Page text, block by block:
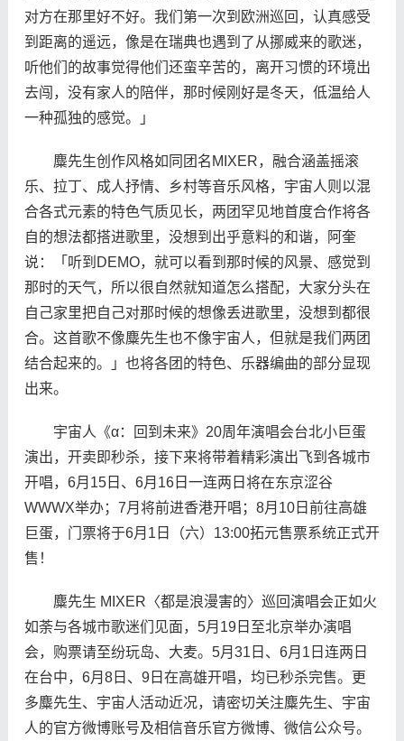
对方在那里好不好。我们第一次到欧洲巡回，认真感受
到距离的遥远，像是在瑞典也遇到了从挪威来的歌迷，
听他们的故事觉得他们还蛮辛苦的，离开习惯的环境出
去闯，没有家人的陪伴，那时候刚好是冬天，低温给人
一种孤独的感觉。」
麋先生创作风格如同团名MIXER，融合涵盖摇滚
乐、拉丁、成人抒情、乡村等音乐风格，宇宙人则以混
合各式元素的特色气质见长，两团罕见地首度合作将各
自的想法都搭进歌里，没想到出乎意料的和谐，阿奎
说：「听到DEMO，就可以看到那时候的风景、感觉到
那时的天气，所以很自然就知道怎么搭配，大家分头在
自己家里把自己对那时候的想像丢进歌里，没想到都很
合。这首歌不像麋先生也不像宇宙人，但就是我们两团
结合起来的。」也将各团的特色、乐器编曲的部分显现
出来。
宇宙人《α：回到未来》20周年演唱会台北小巨蛋
演出，开卖即秒杀，接下来将带着精彩演出飞到各城市
开唱，6月15日、6月16日一连两日将在东京涩谷
WWWX举办；7月将前进香港开唱；8月10日前往高雄
巨蛋，门票将于6月1日（六）13:00拓元售票系统正式开
售！
麋先生 MIXER〈都是浪漫害的〉巡回演唱会正如火
如荼与各城市歌迷们见面，5月19日至北京举办演唱
会，购票请至纷玩岛、大麦。5月31日、6月1日连两日
在台中，6月8日、9日在高雄开唱，均已秒杀完售。更
多麋先生、宇宙人活动近况，请密切关注麋先生、宇宙
人的官方微博账号及相信音乐官方微博、微信公众号。